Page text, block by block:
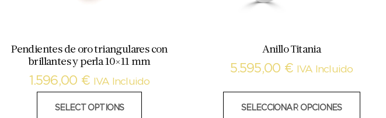
Pendientes de oro triangulares con
brillantes y perla 10×11 mm
1.596,00 € IVA Incluido
SELECT OPTIONS
Anillo Titania
5.595,00 € IVA Incluido
SELECCIONAR OPCIONES